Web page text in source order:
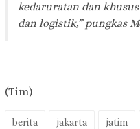
kedaruratan dan
dan logistik,” pungkas
(Tim)
berita jakarta jatim